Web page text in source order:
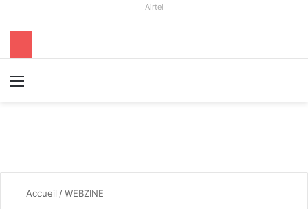
Airtel
Accueil /WEBZINE